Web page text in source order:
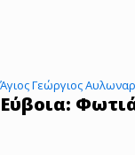
Άγιος Γεώργιος
Εύβοια: